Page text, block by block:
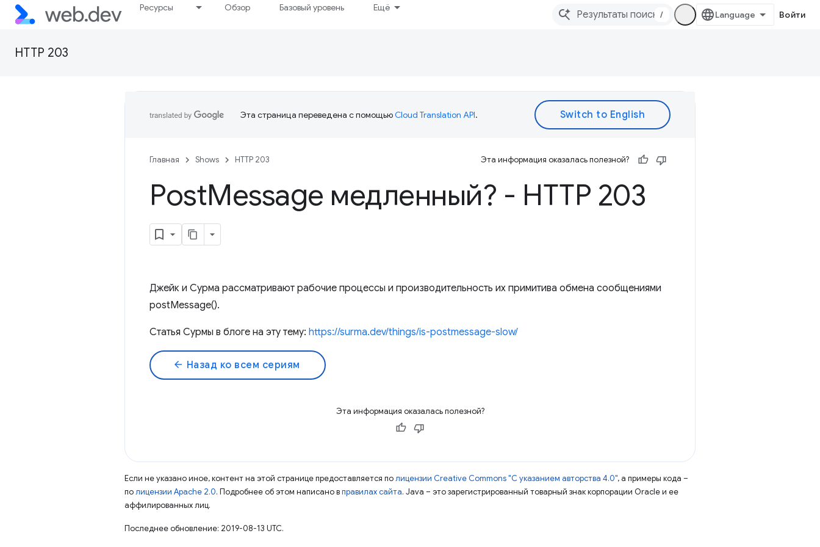
Ресурсы Обзор Базовый уровень Ещё
/ Войти
HTTP 203
Эта страница переведена с помощьюCloud Translation API.
Главная Shows HTTP 203 Эта информация оказалась полезной?
PostMessage медленный? - HTTP 203
Джейк и Сурма рассматривают рабочие процессы и производительность их примитива обмена сообщениями
postMessage().
Статья Сурмы в блоге на эту тему: https://surma.dev/things/is-postmessage-slow/
arrow_back Назад ко всем сериям
Эта информация оказалась полезной?
Если не указано иное, контент на этой странице предоставляется полицензии Creative Commons "С указанием авторства 4.0", а примеры кода –
полицензии Apache 2.0. Подробнее об этом написано вправилах сайта. Java – это зарегистрированный товарный знак корпорации Oracle и ее
аффилированных лиц.
Последнее обновление: 2019-08-13 UTC.